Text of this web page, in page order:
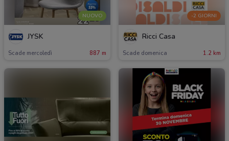
NUOVO
JYSK
Scade mercoledì 887 m
-2 GIORNI
Ricci Casa
Scade domenica 1.2 km